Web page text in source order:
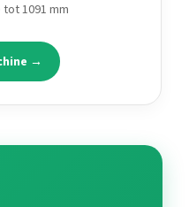
1091 mm
→